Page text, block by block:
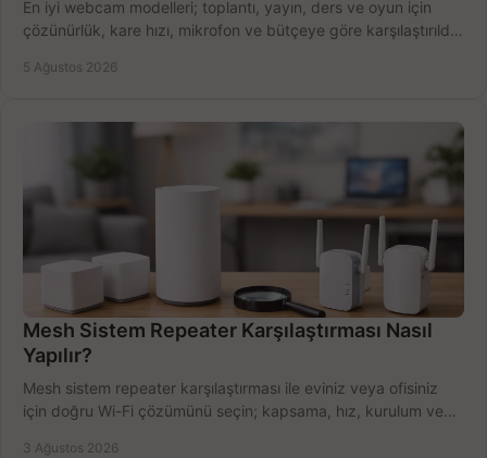
En iyi webcam modelleri; toplantı, yayın, ders ve oyun için
çözünürlük, kare hızı, mikrofon ve bütçeye göre karşılaştırıldı.
5 Ağustos 2026
Mesh Sistem Repeater Karşılaştırması Nasıl
Yapılır?
Mesh sistem repeater karşılaştırması ile eviniz veya ofisiniz
için doğru Wi-Fi çözümünü seçin; kapsama, hız, kurulum ve
3 Ağustos 2026